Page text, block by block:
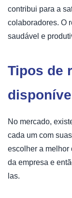
contribui para a
colaboradores. O
saudável e
Tipos de
No mercado,
cada um com
escolher a melhor
da empresa e
las.